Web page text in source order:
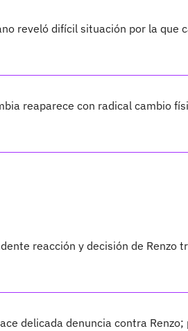
reveló difícil situación por la que
reaparece con radical cambio
reacción y decisión de Renzo
delicada denuncia contra